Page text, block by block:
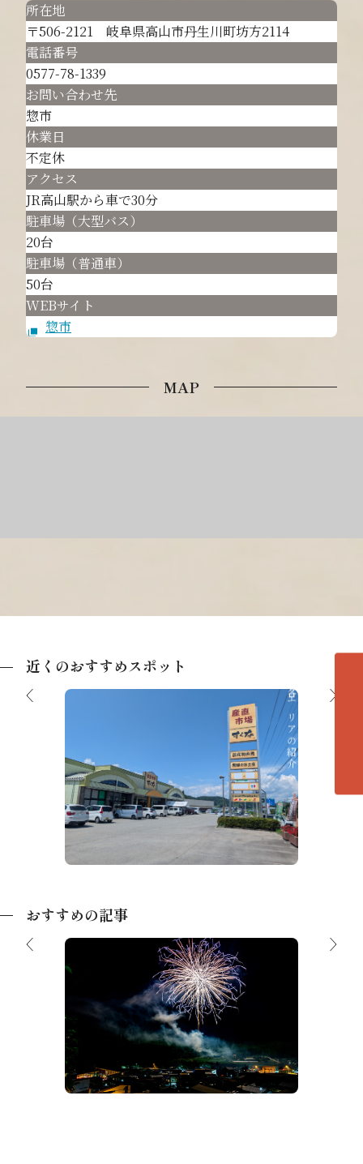
所在地
〒506-2121 岐阜県高山市丹生川町坊方2114
電話番号
0577-78-1339
お問い合わせ先
惣市
休業日
不定休
アクセス
JR高山駅から車で30分
駐車場（大型バス）
20台
駐車場（普通車）
50台
WEBサイト
惣市
MAP
近くのおすすめスポット
産直市場 すくな
おすすめの記事
【2026夏】飛騨高山の花火大会＆夏祭
り
各エリアの紹介へ